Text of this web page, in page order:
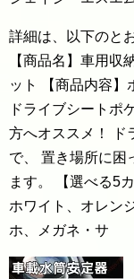
詳細は、以下のと
【商品名】車用収
ット 【商品内容】
ドライブシートポ
方へオススメ！ ド
で、 置き場所に困
ます。 【選べる5
ホワイト、オレン
ホ、メガネ・サ